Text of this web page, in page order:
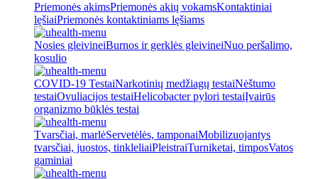
Priemonės akimsPriemonės akių vokamsKontaktiniai
lęšiaiPriemonės kontaktiniams lęšiams
Nosies gleivineiBurnos ir gerklės gleivineiNuo peršalimo,
kosulio
COVID-19 TestaiNarkotinių medžiagų testaiNėštumo
testaiOvuliacijos testaiHelicobacter pylori testaiĮvairūs
organizmo būklės testai
Tvarsčiai, marlėServetėlės, tamponaiMobilizuojantys
tvarsčiai, juostos, tinkleliaiPleistraiTurniketai, timposVatos
gaminiai